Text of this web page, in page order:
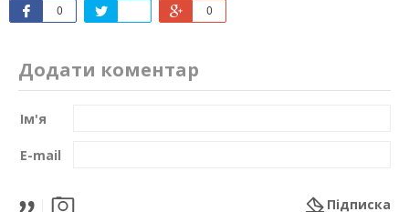
0 0
Додати коментар
Ім'я
E-mail
Підписка